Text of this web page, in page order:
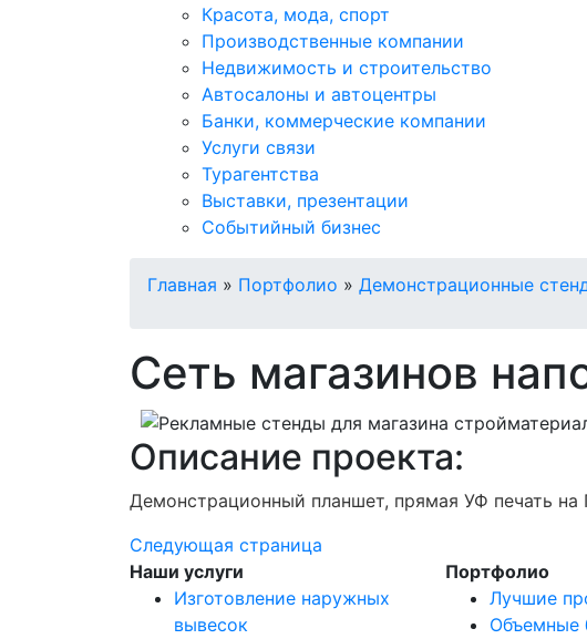
Красота, мода, спорт
Производственные компании
Недвижимость и строительство
Автосалоны и автоцентры
Банки, коммерческие компании
Услуги связи
Турагентства
Выставки, презентации
Событийный бизнес
Главная » Портфолио » Демонстрационные
Сеть магазинов
Описание проекта:
Демонстрационный планшет, прямая УФ печать на
Следующая страница
Наши услуги
Изготовление наружных
вывесок
Портфолио
Лучшие
Объемные